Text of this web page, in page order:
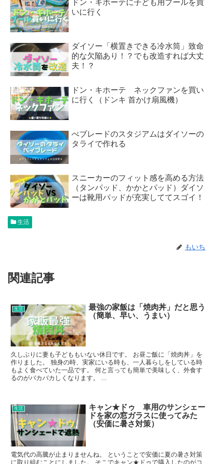
ドン・キホーテに子ども用プールを買
いに行く
ダイソー「横置きできる冷水筒」致命
的な欠陥あり！？でも改造すれば大丈
夫！？
ドン・キホーテ ネックファンを買い
に行く（ドンキ 首かけ扇風機）
べブレードのスタジアムはダイソーの
タライで作れる
スニーカーのフィット感を高める方法
（タンパッド、かかとパッド）ダイソ
ーは靴用パッドが充実しててスゴイ！
生活
もいち
関連記事
生活
最強の家飯は「焼肉丼」だと思う
（簡単、早い、うまい）
久しぶりに妻も子どももいない休日です。 お昼ご飯に「焼肉丼」を
作りました。 独身の時、実家にいる時も、一人暮らしをしている時
もよく食べていた一品です。 何と言っても簡単で美味しく、外食す
るのがバカバカしくなります。 ...
生活
キャン★ドゥ 車用のサンシェー
ドを家の窓ガラスに使ってみた
（安価に暑さ対策）
電気代の高騰が止まりませんね。 ということで安価に夏の暑さ対策
に取り組むことにしました。 そこでキャン★ドゥで購入したのがコ